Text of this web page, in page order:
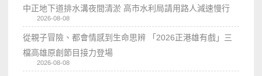
中正地下道排水溝夜間清淤 高市水利局請用路人減速慢行
2026-08-08
從親子冒險、都會情感到生命思辨 「2026正港雄有戲」三
檔高雄原創節目接力登場
2026-08-08